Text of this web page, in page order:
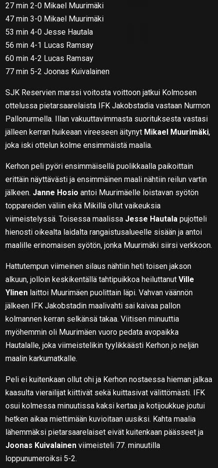
27 min 2-0 Mikael Muurimäki
47 min 3-0 Mikael Muurimäki
53 min 4-0 Jesse Hautala
56 min 4-1 Lucas Ramsay
60 min 4-2 Lucas Ramsay
77 min 5-2 Joonas Kuivalainen
SJK Reservien marssi voitosta voittoon jatkui Kolmosen
ottelussa pietarsaarelaista IFK Jakobstadia vastaan Nurmon
Pallonurmella. Illan vakuuttavimmasta suorituksesta vastasi
jälleen kerran huikeaan vireeseen äitynyt Mikael Muurimäki,
joka iski ottelun kolme ensimmäistä maalia.
Kerhon peli pyöri ensimmäisellä puolikkaalla paikoittain
erittäin näyttävästi ja ensimmäinen maali nähtiin reilun vartin
jälkeen. Janne Hosio antoi Muurimäelle loistavan syötön
toppareiden väliin eikä Mikillä ollut vaikeuksia
viimeistelyssä. Toisessa maalissa Jesse Hautala pujotteli
hienosti oikealta laidalta rangaistusalueelle sisään ja antoi
maalille erinomaisen syötön, jonka Muurimäki siirsi verkkoon.
Hattutempun viimeinen silaus nähtiin heti toisen jakson
alkuun, jolloin keskikentällä tahtipuikkoa heiluttanutVille
Ylinen laittoi Muurimäen puolittain läpi. Vahvan väännön
jälkeen IFK Jakobstadin maalivahti sai kaivaa pallon
kolmannen kerran selkänsä takaa. Viitisen minuuttia
myöhemmin oli Muurimäen vuoro pedata avopaikka
Hautalalle, joka viimeistelikin tyylikkäästi Kerhon jo neljän
maalin karkumatkalle.
Peli ei kuitenkaan ollut ohi ja Kerhon nostaessa hieman jalkaa
kaasulta vierailijat kiittivät sekä kuittasivat välittömästi. IFK
osui kolmessa minuutissa kaksi kertaa ja kotijoukkue joutui
hetken aikaa miettimään kuvioitaan uusiksi. Kahta maalia
lähemmäksi pietarsaarelaiset eivät kuitenkaan päässeet ja
Joonas Kuivalainen viimeisteli 77. minuutilla
loppunumeroiksi 5-2.